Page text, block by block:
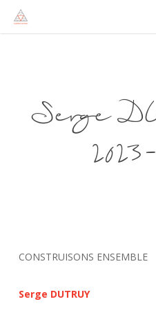
Serge
CONSTRUISONS ENSEMBLE
Serge DUTRUY